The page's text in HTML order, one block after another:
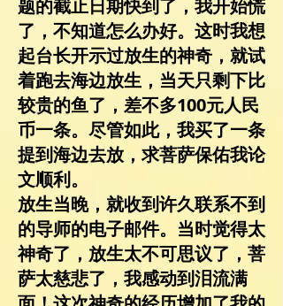
题的截止日期快到了，我开始慌
了，不知道怎么办好。这时我想
起台长开示过放生的神奇，就试
着跑去海边放生，当天只剩下比
较贵的鱼了，差不多100元人民
币一条。尽管如此，我买了一条
提到海边去放，求菩萨保佑我论
文顺利。
放生当晚，就收到许久联系不到
的导师的电子邮件。当时觉得太
神奇了，放生太不可思议了，菩
萨太慈悲了，我感动到泪流满